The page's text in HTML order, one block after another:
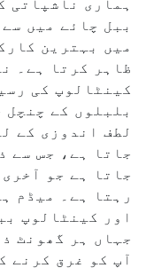
ہماری ناشپاتی
ببل چائے میں
میں بہترین
ظاہر کرتا ہے۔
کینٹالوپ کی
بلبلوں کے
لطف اندوزی کے
جاتا ہے، جس سے
جاتا ہے جو
رہتا ہے۔ میڈم
اور کینٹالوپ
جہاں ہر گھونٹ
آپ کو غرق کرنے